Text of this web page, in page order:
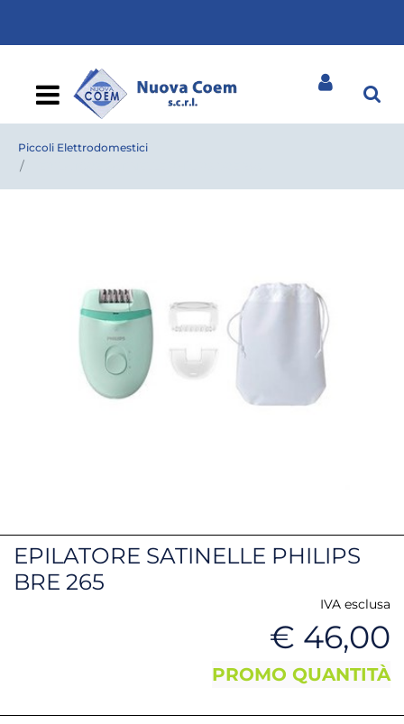
Open
Piccoli Elettrodomestici
EPILATORE SATINELLE PHILIPS
BRE 265
IVA esclusa
€ 46,00
PROMO QUANTITÀ